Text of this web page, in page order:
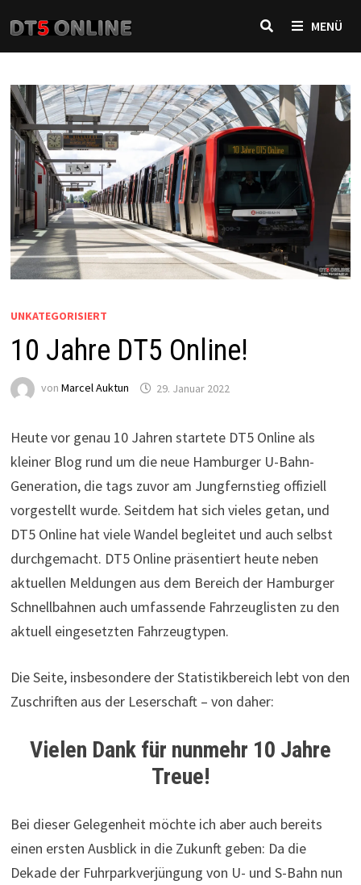
zum
Inhalt
MENÜ
UNKATEGORISIERT
10 Jahre DT5 Online!
von Marcel Auktun 29. Januar 2022
Heute vor genau 10 Jahren startete DT5 Online als
kleiner Blog rund um die neue Hamburger U-Bahn-
Generation, die tags zuvor am Jungfernstieg offiziell
vorgestellt wurde. Seitdem hat sich vieles getan, und
DT5 Online hat viele Wandel begleitet und auch selbst
durchgemacht. DT5 Online präsentiert heute neben
aktuellen Meldungen aus dem Bereich der Hamburger
Schnellbahnen auch umfassende Fahrzeuglisten zu den
aktuell eingesetzten Fahrzeugtypen.
Die Seite, insbesondere der Statistikbereich lebt von den
Zuschriften aus der Leserschaft – von daher:
Vielen Dank für nunmehr 10 Jahre
Treue!
Bei dieser Gelegenheit möchte ich aber auch bereits
einen ersten Ausblick in die Zukunft geben: Da die
Dekade der Fuhrparkverjüngung von U- und S-Bahn nun